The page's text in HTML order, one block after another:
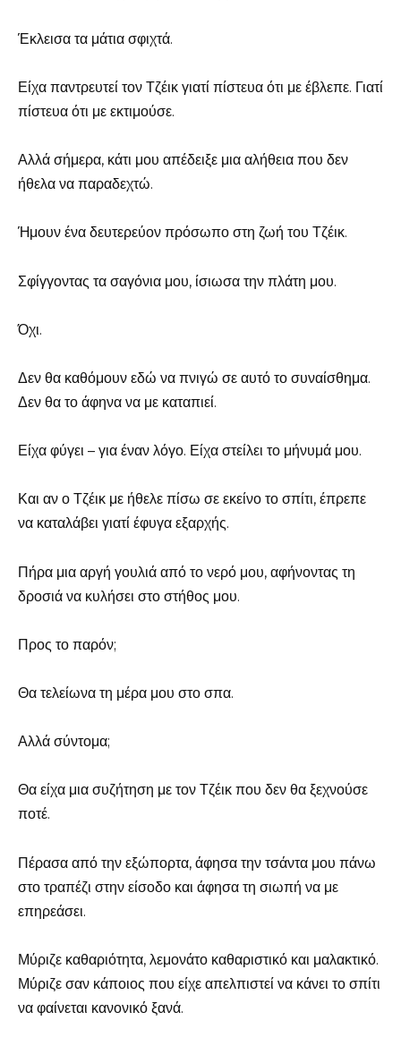
Έκλεισα τα μάτια σφιχτά.
Είχα παντρευτεί τον Τζέικ γιατί πίστευα ότι με έβλεπε. Γιατί
πίστευα ότι με εκτιμούσε.
Αλλά σήμερα, κάτι μου απέδειξε μια αλήθεια που δεν
ήθελα να παραδεχτώ.
Ήμουν ένα δευτερεύον πρόσωπο στη ζωή του Τζέικ.
Σφίγγοντας τα σαγόνια μου, ίσιωσα την πλάτη μου.
Όχι.
Δεν θα καθόμουν εδώ να πνιγώ σε αυτό το συναίσθημα.
Δεν θα το άφηνα να με καταπιεί.
Είχα φύγει – για έναν λόγο. Είχα στείλει το μήνυμά μου.
Και αν ο Τζέικ με ήθελε πίσω σε εκείνο το σπίτι, έπρεπε
να καταλάβει γιατί έφυγα εξαρχής.
Πήρα μια αργή γουλιά από το νερό μου, αφήνοντας τη
δροσιά να κυλήσει στο στήθος μου.
Προς το παρόν;
Θα τελείωνα τη μέρα μου στο σπα.
Αλλά σύντομα;
Θα είχα μια συζήτηση με τον Τζέικ που δεν θα ξεχνούσε
ποτέ.
Πέρασα από την εξώπορτα, άφησα την τσάντα μου πάνω
στο τραπέζι στην είσοδο και άφησα τη σιωπή να με
επηρεάσει.
Μύριζε καθαριότητα, λεμονάτο καθαριστικό και μαλακτικό.
Μύριζε σαν κάποιος που είχε απελπιστεί να κάνει το σπίτι
να φαίνεται κανονικό ξανά.